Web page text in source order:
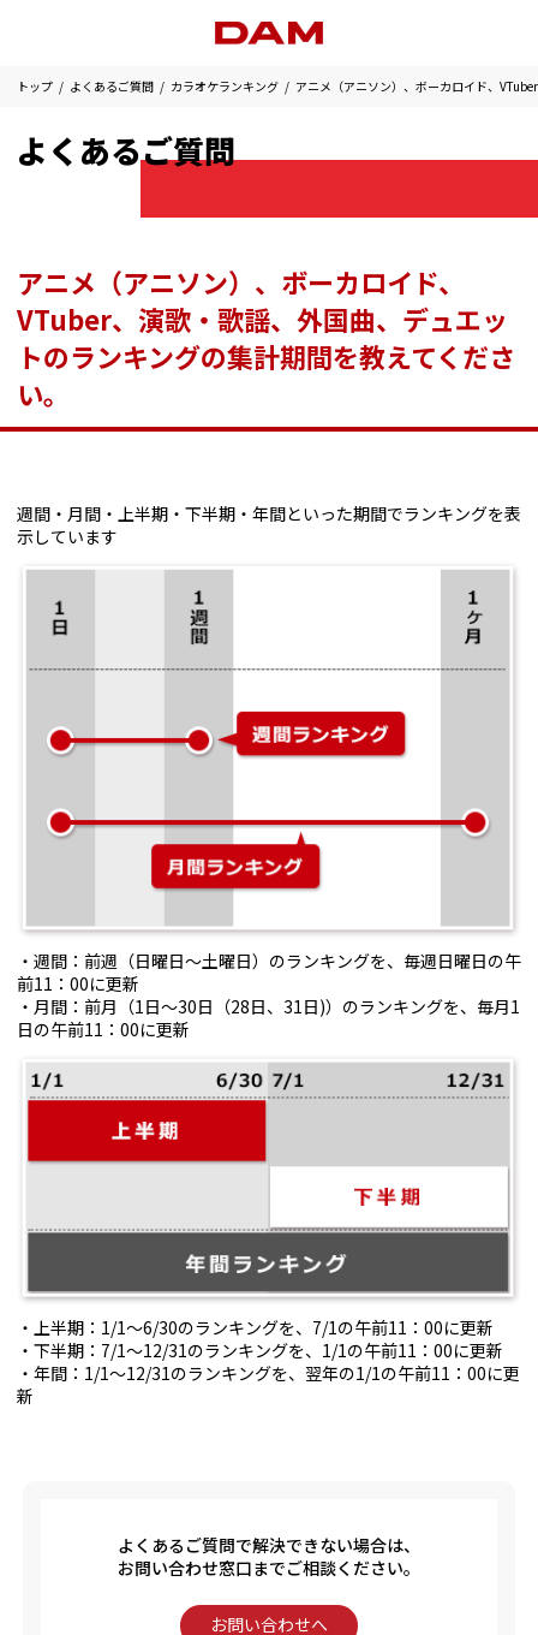
トップ よくあるご質問 カラオケランキング アニメ（アニソン）、ボーカロイド、
よくあるご質問
アニメ（アニソン）、ボーカロイド、
VTuber、演歌・歌謡、外国曲、デュエッ
トのランキングの集計期間を教えてくださ
い。
週間・月間・上半期・下半期・年間といった期間でランキングを表
示しています
・週間：前週（日曜日～土曜日）のランキングを、毎週日曜日の午
前11：00に更新
・月間：前月（1日～30日（28日、31日)）のランキングを、毎月1
日の午前11：00に更新
・上半期：1/1～6/30のランキングを、7/1の午前11：00に更新
・下半期：7/1～12/31のランキングを、1/1の午前11：00に更新
・年間：1/1～12/31のランキングを、翌年の1/1の午前11：00に更
新
よくあるご質問で解決できない場合は、
お問い合わせ窓口までご相談ください。
お問い合わせへ